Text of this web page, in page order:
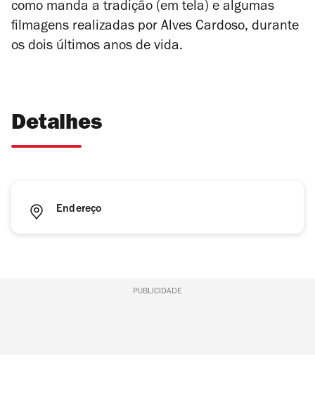
como manda a tradição (em tela) e algumas
filmagens realizadas por Alves Cardoso, durante
os dois últimos anos de vida.
Detalhes
Endereço
PUBLICIDADE